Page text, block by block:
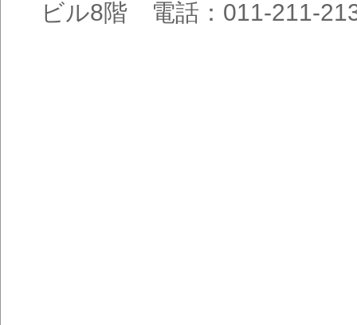
ビル8階 電話：011-211-